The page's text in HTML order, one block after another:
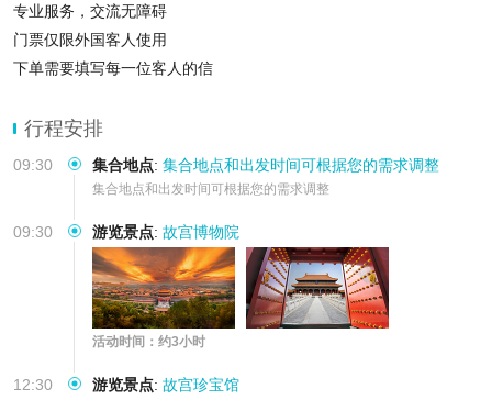
专业服务，交流无障碍
门票仅限外国客人使用
下单需要填写每一位客人的信
行程安排
09:30 集合地点: 集合地点和出发时间可根据您的需求调整
集合地点和出发时间可根据您的需求调整
09:30 游览景点: 故宫博物院
活动时间：约3小时
12:30 游览景点: 故宫珍宝馆